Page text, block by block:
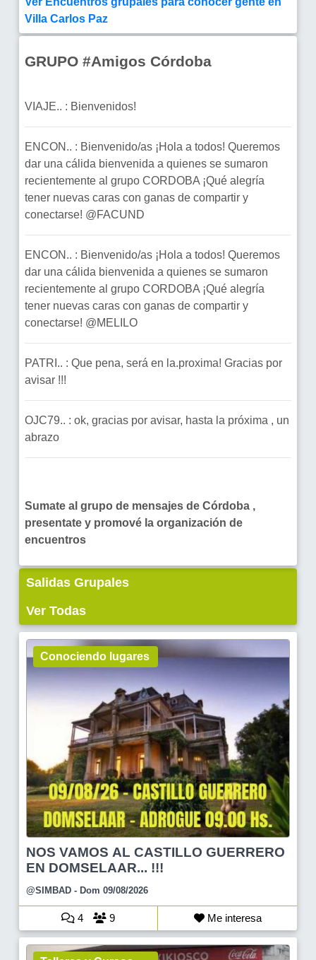
Villa Carlos Paz
GRUPO #Amigos Córdoba
VIAJE.. : Bienvenidos!
ENCON.. : Bienvenido/as ¡Hola a todos! Queremos
dar una cálida bienvenida a quienes se sumaron
recientemente al grupo CORDOBA ¡Qué alegría
tener nuevas caras con ganas de compartir y
conectarse! @FACUND
ENCON.. : Bienvenido/as ¡Hola a todos! Queremos
dar una cálida bienvenida a quienes se sumaron
recientemente al grupo CORDOBA ¡Qué alegría
tener nuevas caras con ganas de compartir y
conectarse! @MELILO
PATRI.. : Que pena, será en la.proxima! Gracias por
avisar !!!
OJC79.. : ok, gracias por avisar, hasta la próxima , un
abrazo
Sumate al grupo de mensajes de Córdoba ,
presentate y promové la organización de
encuentros
Salidas Grupales
Ver Todas
Conociendo lugares
NOS VAMOS AL CASTILLO GUERRERO
EN DOMSELAAR... !!!
@SIMBAD - Dom 09/08/2026
4 9 Me interesa